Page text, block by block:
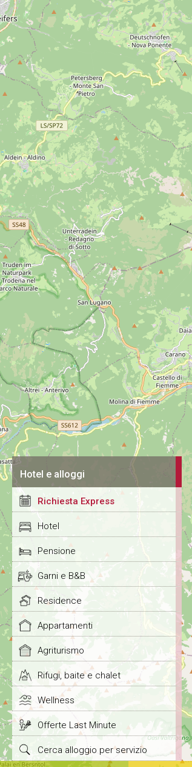
Hotel e alloggi
Richiesta Express
Hotel
Pensione
Garni e B&B
Residence
Appartamenti
Agriturismo
Rifugi, baite e chalet
Wellness
Offerte Last Minute
Cerca alloggio per servizio